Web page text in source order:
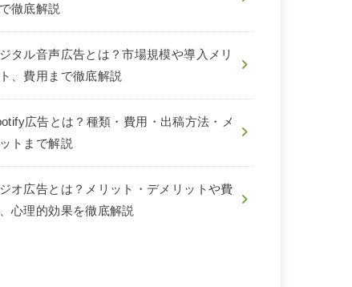
徹底解説
タル音声広告とは？市場規模や導入メリ
、費用まで徹底解説
広告とは？種類・費用・出稿方法・メ
トまで解説
オ広告とは？メリット・デメリットや費
心理的効果を徹底解説